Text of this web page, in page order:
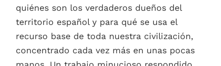
quiénes son los verdaderos dueños del
territorio español y para qué se usa el
recurso base de toda nuestra civilización,
concentrado cada vez más en unas pocas